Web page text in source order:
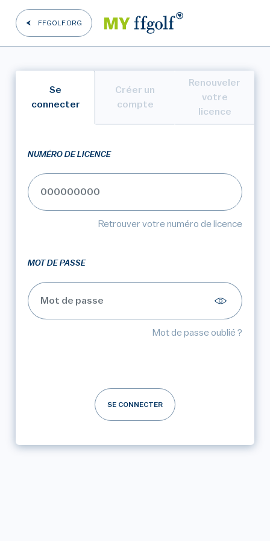
FFGOLF.ORG
Se
connecter
Créer un
compte
Renouveler
votre
licence
NUMÉRO DE LICENCE
Retrouver votre numéro de licence
MOT DE PASSE
Mot de passe oublié ?
SE CONNECTER